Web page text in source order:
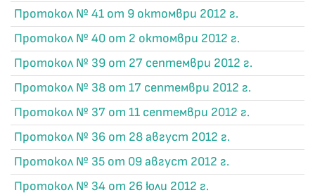
Протокол № 41 от 9 октомври 2012 г.
Протокол № 40 от 2 октомври 2012 г.
Протокол № 39 от 27 септември 2012 г.
Протокол № 38 от 17 септември 2012 г.
Протокол № 37 от 11 септември 2012 г.
Протокол № 36 от 28 август 2012 г.
Протокол № 35 от 09 август 2012 г.
Протокол № 34 от 26 юли 2012 г.